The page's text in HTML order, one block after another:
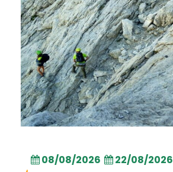
08/08/2026 22/08/2026